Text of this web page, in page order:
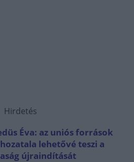
Hirdetés
Éva: az uniós források
lehetővé teszi a
újraindítását